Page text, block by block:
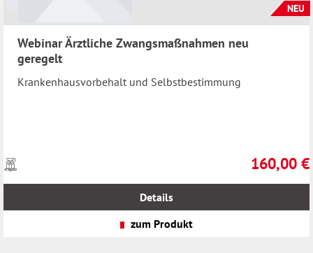
NEU
Webinar Ärztliche Zwangsmaßnahmen neu
geregelt
Krankenhausvorbehalt und Selbstbestimmung
Regulärer
160,00 €
Preise
inkl.
Details
zum Produkt